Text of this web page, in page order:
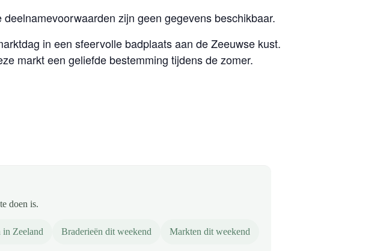
zijn geen gegevens beschikbaar.
in een sfeervolle badplaats aan de Zeeuwse kust.
markt een geliefde bestemming tijdens de zomer.
doen is.
in Zeeland Braderieën dit weekend Markten dit weekend